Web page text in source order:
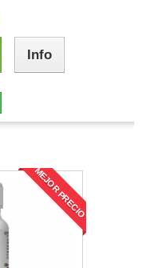
Info
MEJOR PRECIO